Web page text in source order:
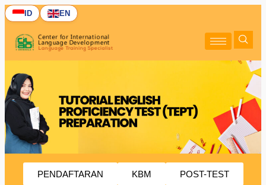
ID EN
PENDAFTARAN KBM POST-TEST